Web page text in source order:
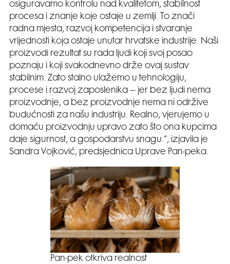
osiguravamo kontrolu nad kvalitetom, stabilnost
procesa i znanje koje ostaje u zemlji. To znači
radna mjesta, razvoj kompetencija i stvaranje
vrijednosti koja ostaje unutar hrvatske industrije. Naši
proizvodi rezultat su rada ljudi koji svoj posao
poznaju i koji svakodnevno drže ovaj sustav
stabilnim. Zato stalno ulažemo u tehnologiju,
procese i razvoj zaposlenika – jer bez ljudi nema
proizvodnje, a bez proizvodnje nema ni održive
budućnosti za našu industriju. Realno, vjerujemo u
domaću proizvodnju upravo zato što ona kupcima
daje sigurnost, a gospodarstvu snagu.“, izjavila je
Sandra Vojković, predsjednica Uprave Pan-peka.
Pan-pek otkriva realnost